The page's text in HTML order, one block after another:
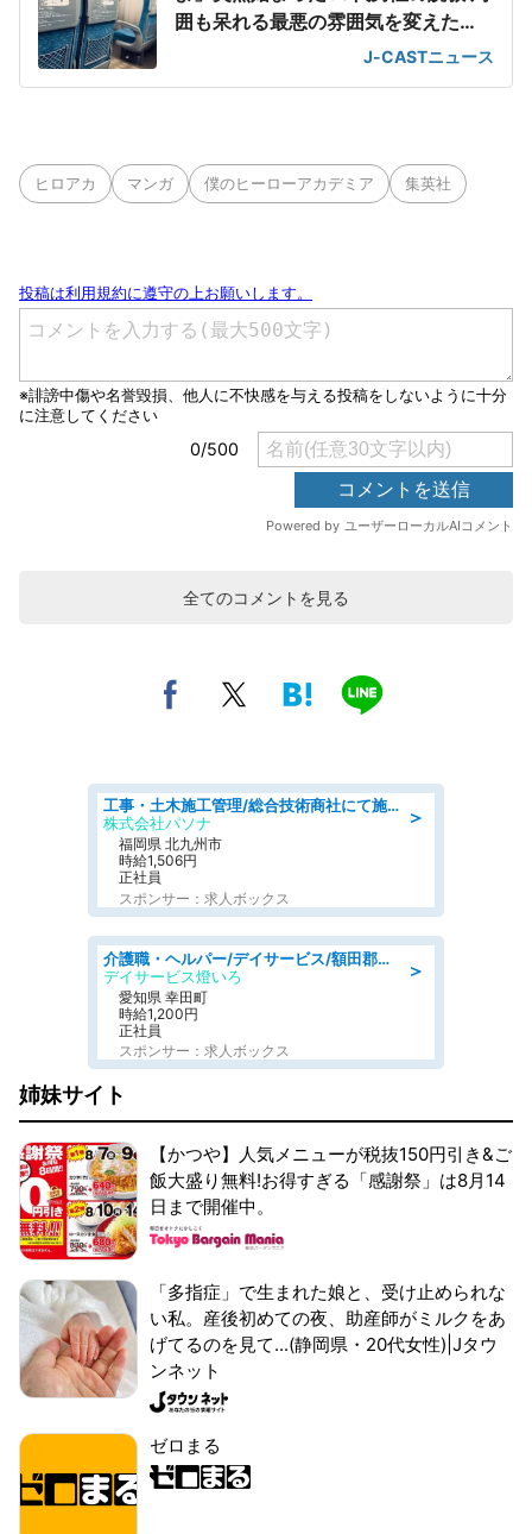
囲も呆れる最悪の雰囲気を変えた
J-CASTニュース
ヒロアカ マンガ 僕のヒーローアカデミア 集英社
全てのコメントを見る
＞
工事・土木施工管理/総合技術商社にて施工管理のお仕事/即日勤務可/車通勤可/工事・土木施工管理/生産・品質管理
株式会社パソナ
福岡県 北九州市
時給1,506円
正社員
スポンサー：求人ボックス
＞
介護職・ヘルパー/デイサービス/額田郡幸田町/JR東海道本線 幸田/愛知県
デイサービス燈いろ
愛知県 幸田町
時給1,200円
正社員
スポンサー：求人ボックス
姉妹サイト
【かつや】人気メニューが税抜150円引き&ご
飯大盛り無料!お得すぎる「感謝祭」は8月14
日まで開催中。
「多指症」で生まれた娘と、受け止められな
い私。産後初めての夜、助産師がミルクをあ
げてるのを見て...(静岡県・20代女性)|Jタウ
ンネット
ゼロまる